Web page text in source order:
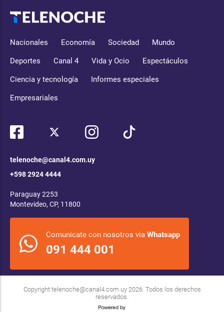
Nacionales Economía Sociedad Mundo
Deportes Canal 4 Vida y Ocio Espectáculos
Ciencia y tecnología Informes especiales
Empresariales
telenoche@canal4.com.uy
+598 2924 4444
Paraguay 2253
Montevideo, CP, 11800
Comunicate con nosotros via Whatsapp
091 444 001
Copyright telenoche@canal4.com.uy2026. Todos los derechos
reservados.